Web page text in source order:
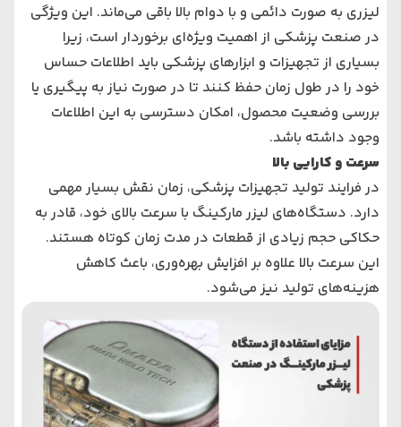
لیزری به صورت دائمی و با دوام بالا باقی می‌ماند. این ویژگی
در صنعت پزشکی از اهمیت ویژه‌ای برخوردار است، زیرا
بسیاری از تجهیزات و ابزارهای پزشکی باید اطلاعات حساس
خود را در طول زمان حفظ کنند تا در صورت نیاز به پیگیری یا
بررسی وضعیت محصول، امکان دسترسی به این اطلاعات
وجود داشته باشد.
سرعت و کارایی بالا
در فرایند تولید تجهیزات پزشکی، زمان نقش بسیار مهمی
دارد. دستگاه‌های لیزر مارکینگ با سرعت بالای خود، قادر به
حکاکی حجم زیادی از قطعات در مدت زمان کوتاه هستند.
این سرعت بالا علاوه بر افزایش بهره‌وری، باعث کاهش
هزینه‌های تولید نیز می‌شود.